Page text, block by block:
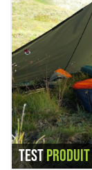
Le sac de
Ce quilt
qui ont
prendre
minimaliste
nom (eLite
penser à
Dans le
TESTPRODUIT